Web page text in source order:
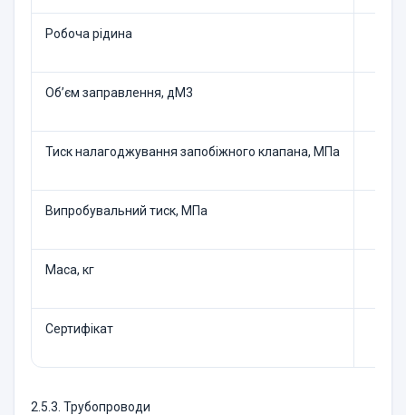
Робоча рідина
Об’єм заправлення, дМ3
Тиск налагоджування запобіжного клапана, МПа
Випробувальний тиск, МПа
Маса, кг
Сертифікат
2.5.3. Трубопроводи